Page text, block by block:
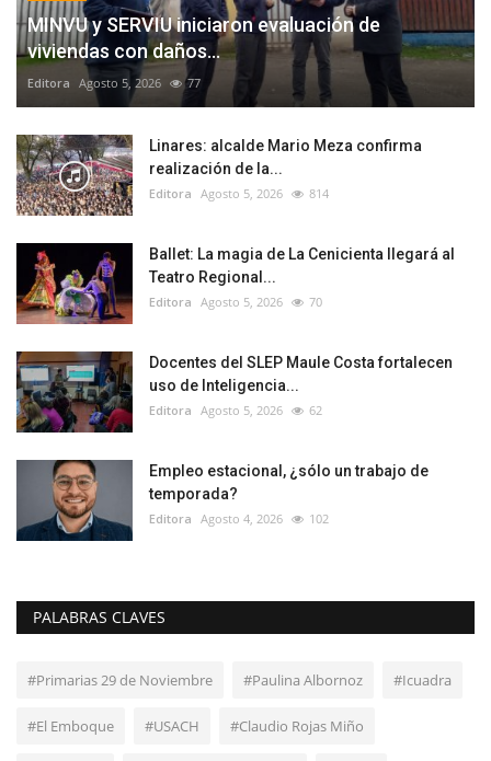
MINVU y SERVIU iniciaron evaluación de
viviendas con daños...
Editora Agosto 5, 2026 77
Linares: alcalde Mario Meza confirma
realización de la...
Editora Agosto 5, 2026 814
Ballet: La magia de La Cenicienta llegará al
Teatro Regional...
Editora Agosto 5, 2026 70
Docentes del SLEP Maule Costa fortalecen
uso de Inteligencia...
Editora Agosto 5, 2026 62
Empleo estacional, ¿sólo un trabajo de
temporada?
Editora Agosto 4, 2026 102
PALABRAS CLAVES
#Primarias 29 de Noviembre #Paulina Albornoz #Icuadra
#El Emboque #USACH #Claudio Rojas Miño